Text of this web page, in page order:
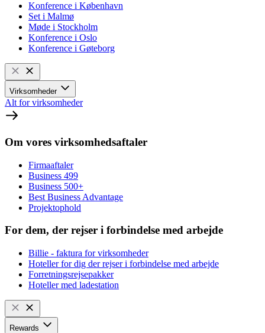
Konference i København
Set i Malmø
Møde i Stockholm
Konference i Oslo
Konference i Gøteborg
Virksomheder
Alt for virksomheder
Om vores virksomhedsaftaler
Firmaaftaler
Business 499
Business 500+
Best Business Advantage
Projektophold
For dem, der rejser i forbindelse med arbejde
Billie - faktura for virksomheder
Hoteller for dig der rejser i forbindelse med arbejde
Forretningsrejsepakker
Hoteller med ladestation
Rewards